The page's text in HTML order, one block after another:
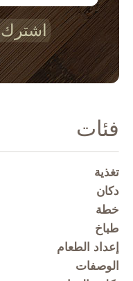
اشترك
فئات
تغذية
دكان
خطة
طباخ
إعداد الطعام
الوصفات